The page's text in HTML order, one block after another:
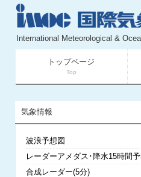
International Meteorological &
トップページ
Top
気象情報
波浪予想図
レーダーアメダス･降水15時間
合成レーダー(5分)